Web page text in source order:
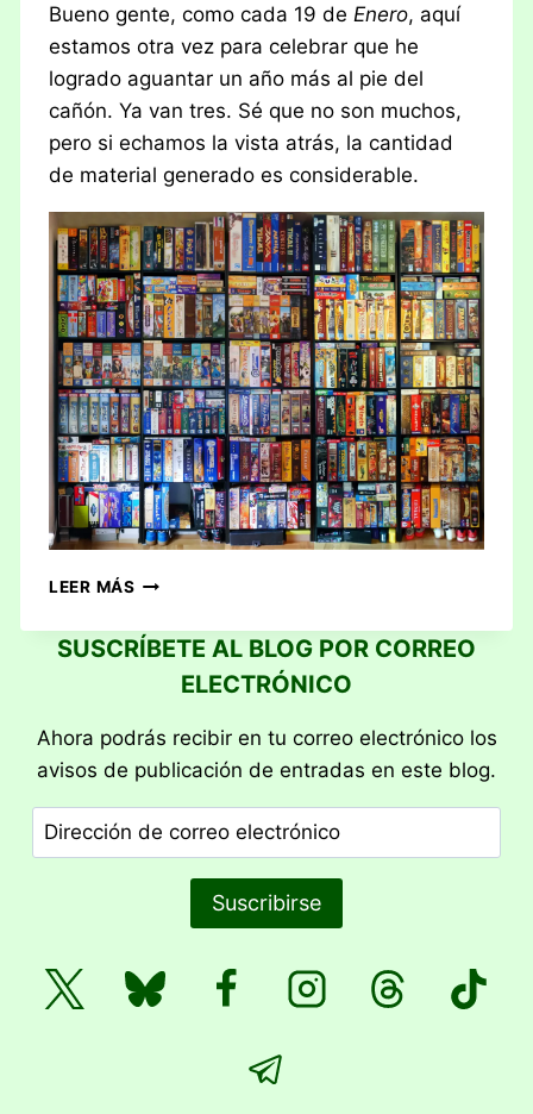
Bueno gente, como cada 19 de Enero, aquí
estamos otra vez para celebrar que he
logrado aguantar un año más al pie del
cañón. Ya van tres. Sé que no son muchos,
pero si echamos la vista atrás, la cantidad
de material generado es considerable.
LEER MÁS
VAN
TRES
AÑITOS…
SUSCRÍBETE AL BLOG POR CORREO
ELECTRÓNICO
Ahora podrás recibir en tu correo electrónico los
avisos de publicación de entradas en este blog.
Dirección
de
Suscribirse